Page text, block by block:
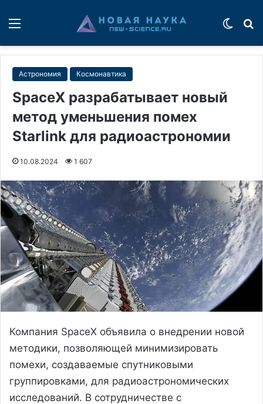
Астрономия Космонавтика
SpaceX разрабатывает новый
метод уменьшения помех
Starlink для радиоастрономии
10.08.2024 1 607
Компания SpaceX объявила о внедрении новой
методики, позволяющей минимизировать
помехи, создаваемые спутниковыми
группировками, для радиоастрономических
исследований. В сотрудничестве с